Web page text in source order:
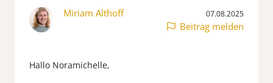
Miriam Althoff 07.08.2025
Beitrag melden
Hallo Noramichelle,